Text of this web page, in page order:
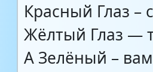
Красный Глаз –
Жёлтый Глаз —
А Зелёный –